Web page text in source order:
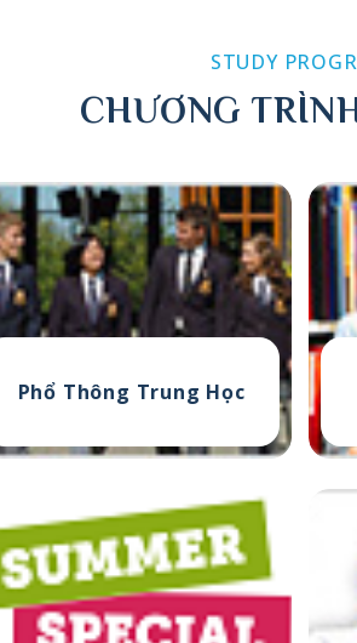
STUDY
CHƯƠNG
Phổ Thông Trung Học